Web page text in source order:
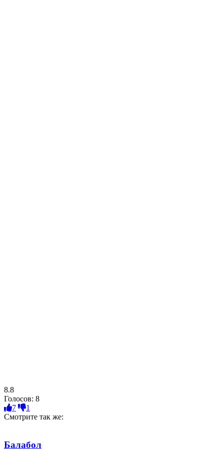
8.8
Голосов: 8
7
1
Смотрите так же:
Балабол